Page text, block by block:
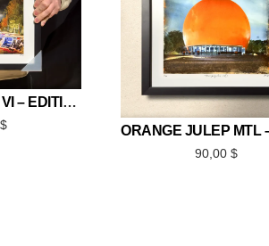
ART MY WORLD VI – ÉDITION LIMITÉE 12×12
$
90,00 $